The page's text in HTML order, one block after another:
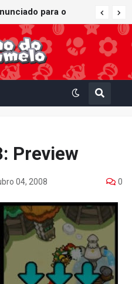
para o
Classics do
Preview
04, 2008 0